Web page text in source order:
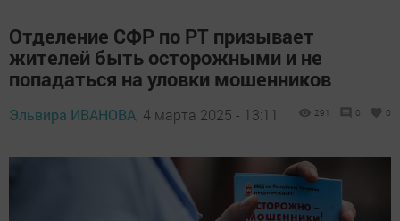
Отделение СФР по РТ призывает
жителей быть осторожными и не
попадаться на уловки мошенников
Эльвира ИВАНОВА, 4 марта 2025 - 13:11 291 0 0